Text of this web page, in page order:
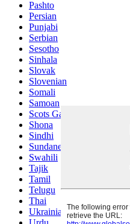
Pashto
Persian
Punjabi
Serbian
Sesotho
Sinhala
Slovak
Slovenian
Somali
Samoan
Scots Gaelic
Shona
Sindhi
Sundanese
Swahili
Tajik
Tamil
Telugu
Thai
Ukrainian